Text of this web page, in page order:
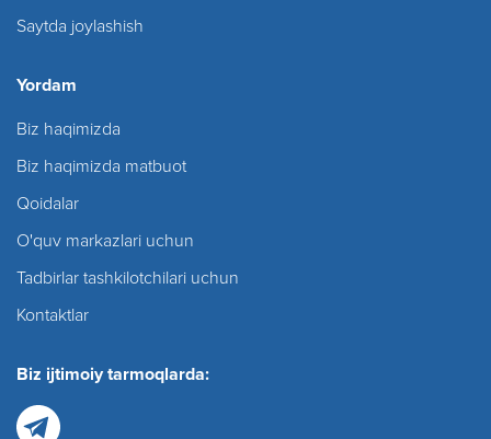
Saytda joylashish
Yordam
Biz haqimizda
Biz haqimizda matbuot
Qoidalar
O'quv markazlari uchun
Tadbirlar tashkilotchilari uchun
Kontaktlar
Biz ijtimoiy tarmoqlarda: